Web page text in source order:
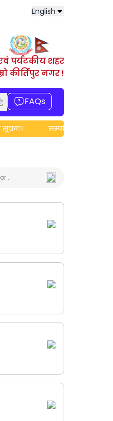
English
पर्यटकीय शहर
कीर्तिपुर नगर !
FAQs
सम्पत्ति विवरण बुझाउने